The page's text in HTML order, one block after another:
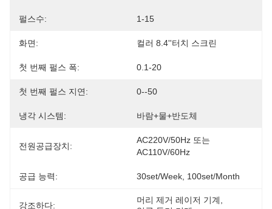
펄스수: 1-15
화면: 컬러 8.4''터치 스크린
첫 번째 펄스 폭: 0.1-20
첫 번째 펄스 지연: 0--50
냉각 시스템: 바람+물+반도체
전원공급장치:
AC220V/50Hz 또는
AC110V/60Hz
공급 능력: 30set/week, 100set/Month
강조하다:
머리 제거 레이저 기계